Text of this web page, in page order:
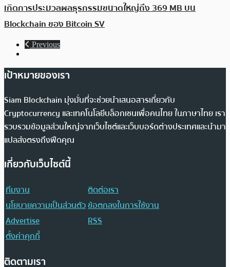
เกิดการประมวลผลธุรกรรมขนาดใหญ่ถึง 369 MB บน
Blockchain ของ Bitcoin SV
Previous
เป้าหมายของเรา
Siam Blockchain มุ่งมั่นที่จะช่วยนำเสนอสารเกี่ยวกับ
Cryptocurrency และเทคโนโลยีบล็อกเชนเพื่อคนไทย ในภาษาไทย เรา
รวบรวมข้อมูลส่วนใหญ่จากเว็บไซต์และเว็บบอร์ดต่างประเทศและนำมา
แปลส่งตรงถึงฟีดคุณ
เกี่ยวกับเว็บไซต์นี้
ทีมงาน
ติดต่อเรา
นโยบายความเป็นส่วนตัวข้อตกลงในการใช้งาน
Advertise
RSS
ตั้งค่าคุกกี้
ติดตามเรา